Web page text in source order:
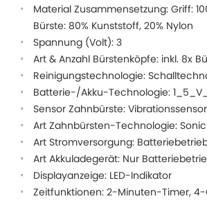
Material Zusammensetzung: Griff:
Bürste: 80% Kunststoff, 20% Nylon
Spannung (Volt): 3
Art & Anzahl Bürstenköpfe: inkl. 8x
Reinigungstechnologie:
Batterie-/Akku-Technologie:
Sensor Zahnbürste: Vibrationssensor
Art Zahnbürsten-Technologie:
Art Stromversorgung:
Art Akkuladegerät: Nur
Displayanzeige: LED-Indikator
Zeitfunktionen: 2-Minuten-Timer,